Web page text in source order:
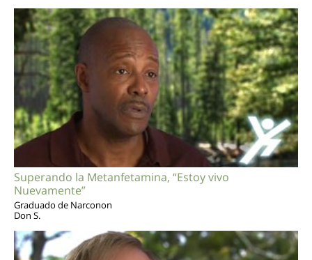
Superando la Metanfetamina, “Estoy vivo
Nuevamente”
Graduado de Narconon
Don S.